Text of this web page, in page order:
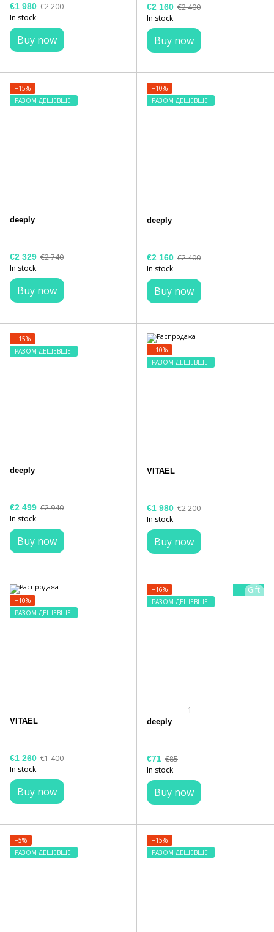
€1 980 €2 200
In stock
Buy now
€2 160 €2 400
In stock
Buy now
−15%
РАЗОМ ДЕШЕВШЕ!
deeply
€2 329 €2 740
In stock
Buy now
−10%
РАЗОМ ДЕШЕВШЕ!
deeply
€2 160 €2 400
In stock
Buy now
−15%
РАЗОМ ДЕШЕВШЕ!
deeply
€2 499 €2 940
In stock
Buy now
−10%
РАЗОМ ДЕШЕВШЕ!
VITAEL
€1 980 €2 200
In stock
Buy now
−10%
РАЗОМ ДЕШЕВШЕ!
VITAEL
€1 260 €1 400
In stock
Buy now
Gift
−16%
РАЗОМ ДЕШЕВШЕ!
1
deeply
€71 €85
In stock
Buy now
−5%
РАЗОМ ДЕШЕВШЕ!
−15%
РАЗОМ ДЕШЕВШЕ!